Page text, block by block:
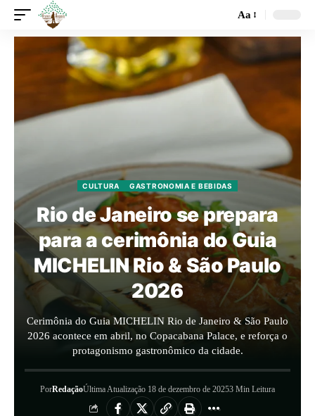
Aa
CULTURA GASTRONOMIA E BEBIDAS
Rio de Janeiro se prepara
para a cerimônia do Guia
MICHELIN Rio & São Paulo
2026
Cerimônia do Guia MICHELIN Rio de Janeiro & São Paulo
2026 acontece em abril, no Copacabana Palace, e reforça o
protagonismo gastronômico da cidade.
PorRedaçãoÚltima Atualização 18 de dezembro de 20253 Min Leitura